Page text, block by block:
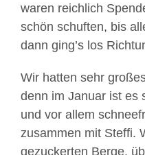
waren reichlich
schön schuften, bis
dann ging’s los
Wir hatten sehr
denn im Januar ist es
und vor allem
zusammen mit Steffi.
gezuckerten Berge,